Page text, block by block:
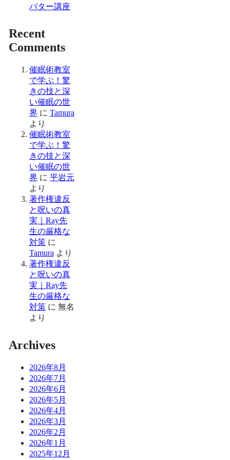
バター講座
Recent
Comments
催眠術教室
で学ぶ！驚
きの技と深
い催眠の世
界 に Tamura
より
催眠術教室
で学ぶ！驚
きの技と深
い催眠の世
界 に 平岩元
より
著作権違反
と呪いの真
実｜Ray先
生の厳格な
対策に
Tamura より
著作権違反
と呪いの真
実｜Ray先
生の厳格な
対策に 無名
より
Archives
2026年8月
2026年7月
2026年6月
2026年5月
2026年4月
2026年3月
2026年2月
2026年1月
2025年12月